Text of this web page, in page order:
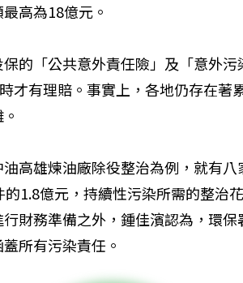
高為18億元。
的「公共意外責任險」及「意外
才有理賠。事實上，各地仍存在著
高雄煉油廠除役整治為例，就有
1.8億元，持續性污染所需的整治
財務準備之外，鍾佳濱認為，環
所有污染責任。